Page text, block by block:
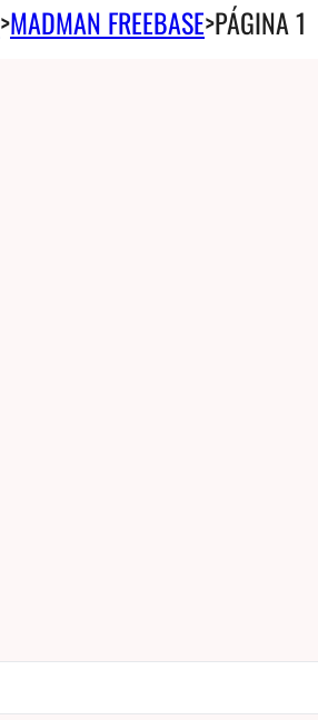
>MADMAN FREEBASE>PÁGINA 1